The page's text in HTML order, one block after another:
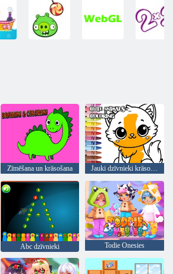
Zīmēšana un krāsošana Jauki dzīvnieki krāsošana
Abc dzīvnieki Todie Onesies